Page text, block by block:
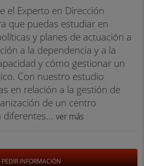
el Experto en Dirección
que puedas estudiar en
y planes de actuación a
a la dependencia y a la
y cómo gestionar un
Con nuestro estudio
en relación a la gestión de
de un centro
ver más
PEDIR INFORMACIÓN